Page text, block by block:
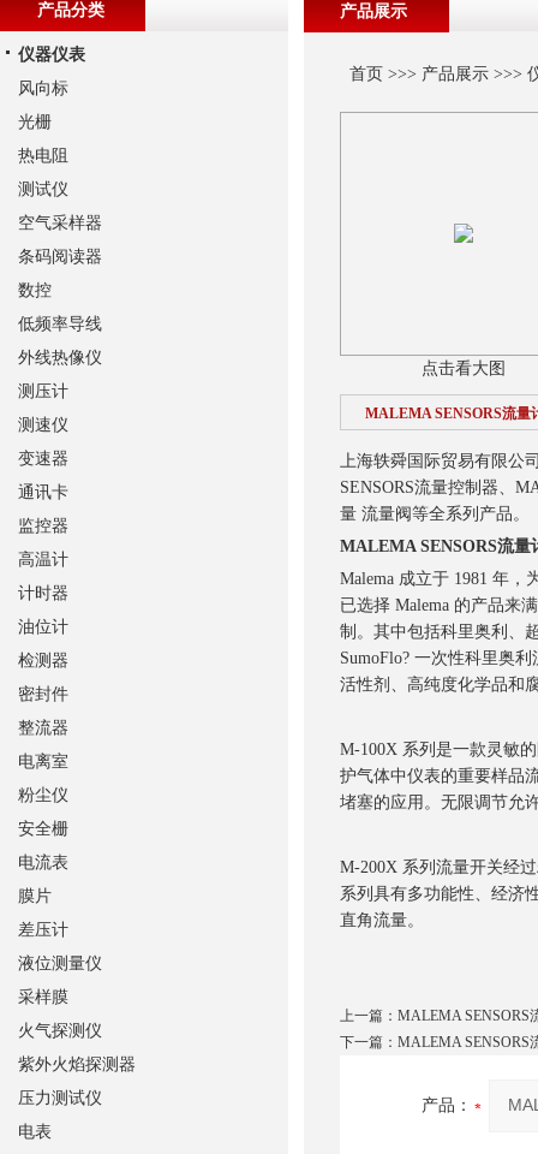
产品展示
首页 >>> 产品展示>>>
点击看大图
MALEMA SENSORS流量
上海轶舜国际贸易有限公
SENSORS流量控制器、
量 流量阀等全系列产品。
MALEMA SENSORS流量
Malema 成立于 1981 年
已选择 Malema 的产品来
制。其中包括科里奥利、
SumoFlo? 一次性科里奥
活性剂、高纯度化学品和
M-100X 系列是一款灵敏
护气体中仪表的重要样品
堵塞的应用。无限调节允
M-200X 系列流量开关经
系列具有多功能性、经济
直角流量。
上一篇： MALEMA SENSORS
下一篇： MALEMA SENSORS
产品：
产品分类
仪器仪表
风向标
光栅
热电阻
测试仪
空气采样器
条码阅读器
数控
低频率导线
外线热像仪
测压计
测速仪
变速器
通讯卡
监控器
高温计
计时器
油位计
检测器
密封件
整流器
电离室
粉尘仪
安全栅
电流表
膜片
差压计
液位测量仪
采样膜
火气探测仪
紫外火焰探测器
压力测试仪
电表